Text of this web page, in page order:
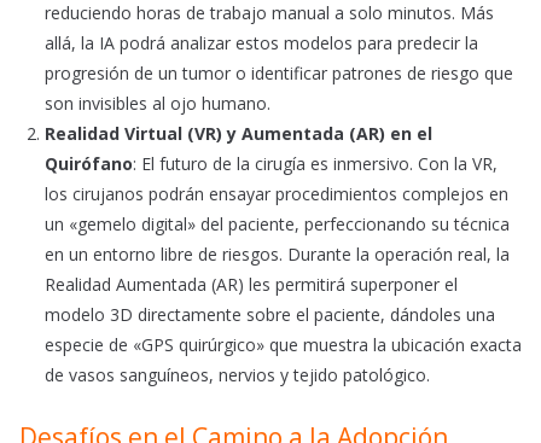
reduciendo horas de trabajo manual a solo minutos. Más
allá, la IA podrá analizar estos modelos para predecir la
progresión de un tumor o identificar patrones de riesgo que
son invisibles al ojo humano.
Realidad Virtual (VR) y Aumentada (AR) en el
Quirófano: El futuro de la cirugía es inmersivo. Con la VR,
los cirujanos podrán ensayar procedimientos complejos en
un «gemelo digital» del paciente, perfeccionando su técnica
en un entorno libre de riesgos. Durante la operación real, la
Realidad Aumentada (AR) les permitirá superponer el
modelo 3D directamente sobre el paciente, dándoles una
especie de «GPS quirúrgico» que muestra la ubicación exacta
de vasos sanguíneos, nervios y tejido patológico.